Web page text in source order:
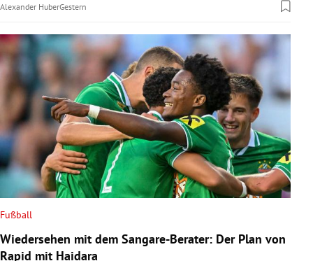
Alexander HuberGestern
Fußball
Wiedersehen mit dem Sangare-Berater: Der Plan von
Rapid mit Haidara